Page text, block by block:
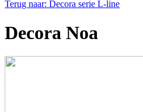
Terug naar: Decora serie L-line
Decora Noa